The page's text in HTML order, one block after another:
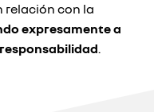
relación con la
expresamente a
.